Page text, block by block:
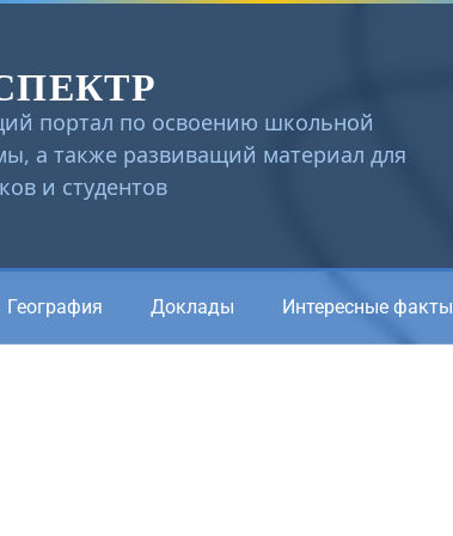
портал по освоению школьной
а также развиващий материал для
и студентов
География Доклады Интересные факты